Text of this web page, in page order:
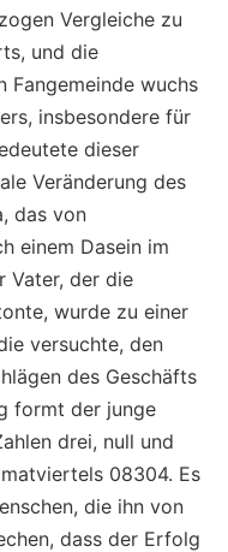
Vergleiche zu
und die
Fangemeinde wuchs
insbesondere für
dieser
Veränderung des
das von
einem Dasein im
Vater, der die
wurde zu einer
versuchte, den
des Geschäfts
formt der junge
drei, null und
08304. Es
die ihn von
dass der Erfolg